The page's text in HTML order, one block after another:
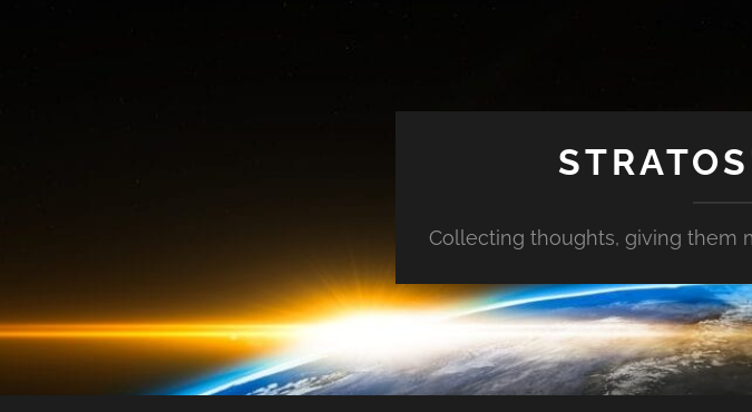
Collecting thoughts, giving them